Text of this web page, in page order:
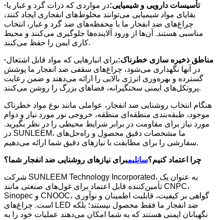
· تأسیسات دارویی و شیمیایی:در مواردی که ذرات گرد و غبار یا
بقایای مواد شیمیایی می‌توانند مخلوط‌های انفجاری ایجاد کنند،
چراغ‌های ضد انفجار ما با محفظه‌های ضد گرد و غبار، انتخاب
مناسبی هستند. آن‌ها از ورود آلاینده‌ها جلوگیری می‌کنند و محیط
کاری ایمن را حفظ می‌کنند.
· مناطق ذخیره سازی خطرناک:برای انبارهایی که مواد قابل اشتعال
در آنها نگهداری می‌شود، چراغ‌های سقفی ضد انفجار ما پوشش
گسترده و بهره‌وری انرژی بالایی را ارائه می‌دهند و ضمن رعایت
پروتکل‌های ایمنی سختگیرانه، فضاهای بزرگ را روشن می‌کنند.
هنگام انتخاب روشنایی ضد انفجار، عواملی مانند نوع مواد خطرناک
موجود، طبقه‌بندی منطقه‌ای منطقه، خروجی نور مورد نیاز و دوام
مورد نیاز برای مقاومت در برابر شرایط محیطی را در نظر بگیرید.
در SUNLEEM، ما مشخصات دقیق محصول و راه‌حل‌های
سفارشی را برای مطابقت با نیازهای دقیق شما ارائه می‌دهیم.
چرا اعتماد کنیم؟سانلیمبرای نیازهای روشنایی ضد انفجار شما؟
شرکت SUNLEEM Technology Incorporated، به عنوان یک
تأمین‌کننده قابل اعتماد برای غول‌های صنعتی مانند CNPC،
Sinopec و CNOOC، گواهی بر کیفیت، قابلیت اطمینان و نوآوری
است. چراغ‌های LED ضد انفجار ما فقط محصول نیستند؛ بلکه
نگهبانان ایمنی هستند که به شما امکان می‌دهند عملیات خود را به